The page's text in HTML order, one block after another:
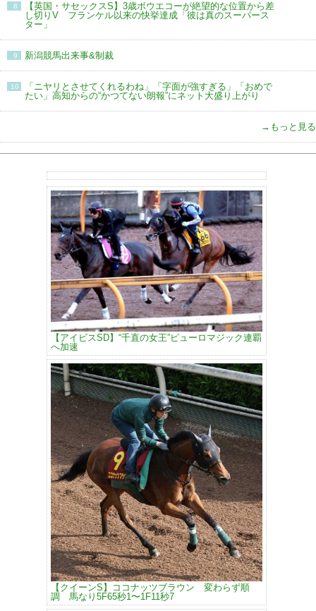
8
【英国・サセックスS】3歳ボウエコーが絶望的な位置から差
し切りV フランケル以来の快挙達成「彼は真のスーパース
ター」
9 新潟競馬出来事&制裁
10
「ニヤリとさせてくれるわね」「字面が強すぎる」「おめで
たい」高知からの“かつてない朗報”にネット大盛り上がり
→もっと見る
【アイビスSD】“千直の女王”ピューロマジック連覇
へ加速
【クイーンS】ココナッツブラウン 変わらず順
調 馬なり5F65秒1〜1F11秒7